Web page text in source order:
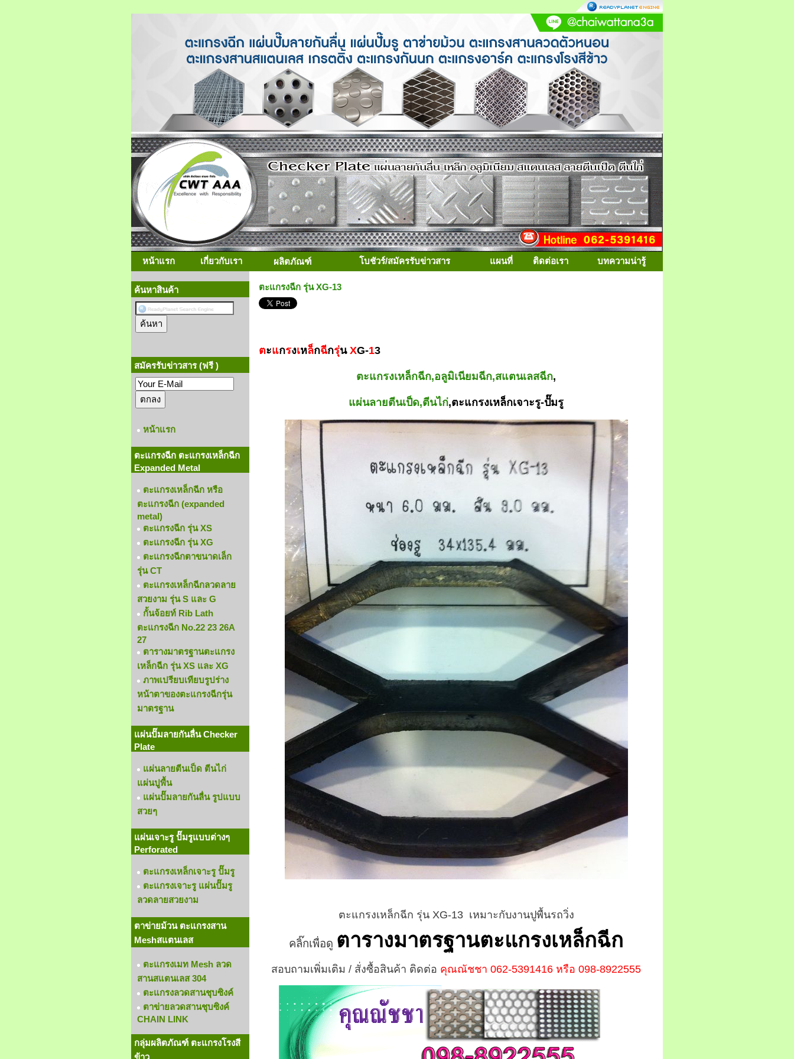
หน้าแรก เกี่ยวกับเรา ผลิตภัณฑ์ โบชัวร์/สมัครรับข่าวสาร แผนที่ ติดต่อเรา บทความน่ารู้
ค้นหาสินค้า
สมัครรับข่าวสาร (ฟรี )
หน้าแรก
ตะแกรงฉีก ตะแกรงเหล็กฉีก
Expanded Metal
ตะแกรงเหล็กฉีก หรือ
ตะแกรงฉีก (expanded
metal)
ตะแกรงฉีก รุ่น XS
ตะแกรงฉีก รุ่น XG
ตะแกรงฉีกตาขนาดเล็ก
รุ่น CT
ตะแกรงเหล็กฉีกลวดลาย
สวยงาม รุ่น S และ G
กั้นจ้อยท์ Rib Lath
ตะแกรงฉีก No.22 23 26A
27
ตารางมาตรฐานตะแกรง
เหล็กฉีก รุ่น XS และ XG
ภาพเปรียบเทียบรูปร่าง
หน้าตาของตะแกรงฉีกรุ่น
มาตรฐาน
แผ่นปั๊มลายกันลื่น Checker
Plate
แผ่นลายตีนเป็ด ตีนไก่
แผ่นปูพื้น
แผ่นปั๊มลายกันลื่น รูปแบบ
สวยๆ
แผ่นเจาะรู ปั๊มรูแบบต่างๆ
Perforated
ตะแกรงเหล็กเจาะรู ปั๊มรู
ตะแกรงเจาะรู แผ่นปั๊มรู
ลวดลายสวยงาม
ตาข่ายม้วน ตะแกรงสาน
Meshสแตนเลส
ตะแกรงเมท Mesh ลวด
สานสแตนเลส 304
ตะแกรงลวดสานชุบซิงค์
ตาข่ายลวดสานชุบซิงค์
CHAIN LINK
กลุ่มผลิตภัณฑ์ ตะแกรงโรงสี
ข้าว
ตะแกรงฉีก รุ่น XG-13
ตะแกรงเหล็กฉีกรุ่นXG-13
ตะแกรงเหล็กฉีก,อลูมิเนียมฉีก,สแตนเลสฉีก,
แผ่นลายตีนเป็ด,ตีนไก่,ตะแกรงเหล็กเจาะรู-ปั๊มรู
ตะแกรงเหล็กฉีก รุ่น XG-13 เหมาะกับงานปูพื้นรถวิ่ง
คลิ๊กเพื่อดู ตารางมาตรฐานตะแกรงเหล็กฉีก
สอบถามเพิ่มเติม / สั่งซื้อสินค้า ติดต่อ คุณณัชชา 062-5391416 หรือ 098-8922555